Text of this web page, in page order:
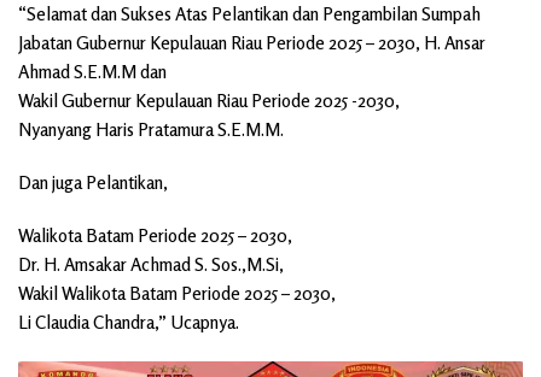
“Selamat dan Sukses Atas Pelantikan dan Pengambilan Sumpah
Jabatan Gubernur Kepulauan Riau Periode 2025 – 2030, H. Ansar
Ahmad S.E.M.M dan
Wakil Gubernur Kepulauan Riau Periode 2025 -2030,
Nyanyang Haris Pratamura S.E.M.M.
Dan juga Pelantikan,
Walikota Batam Periode 2025 – 2030,
Dr. H. Amsakar Achmad S. Sos.,M.Si,
Wakil Walikota Batam Periode 2025 – 2030,
Li Claudia Chandra,” Ucapnya.